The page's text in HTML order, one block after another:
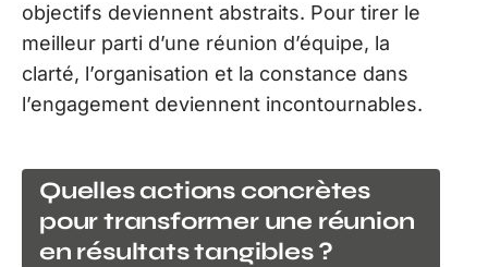
objectifs deviennent abstraits. Pour tirer le
meilleur parti d’une réunion d’équipe, la
clarté, l’organisation et la constance dans
l’engagement deviennent incontournables.
Quelles actions concrètes
pour transformer une réunion
en résultats tangibles ?